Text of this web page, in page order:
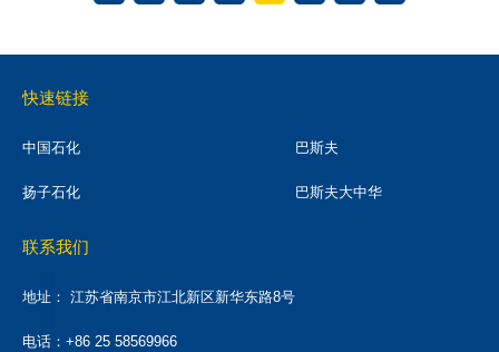
快速链接
中国石化 巴斯夫
扬子石化 巴斯夫大中华
联系我们
地址： 江苏省南京市江北新区新华东路8号
电话：+86 25 58569966